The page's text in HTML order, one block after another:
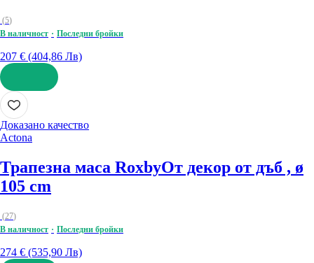
(5)
В наличност
Последни бройки
207 € (404,86 Лв)
ДОБАВИ
Доказано качество
Actona
Трапезна маса RoxbyОт декор от дъб , ø
105 cm
(27)
В наличност
Последни бройки
274 € (535,90 Лв)